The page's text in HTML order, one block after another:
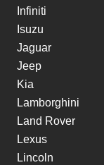
Infiniti
Isuzu
Jaguar
Jeep
Kia
Lamborghini
Land Rover
Lexus
Lincoln